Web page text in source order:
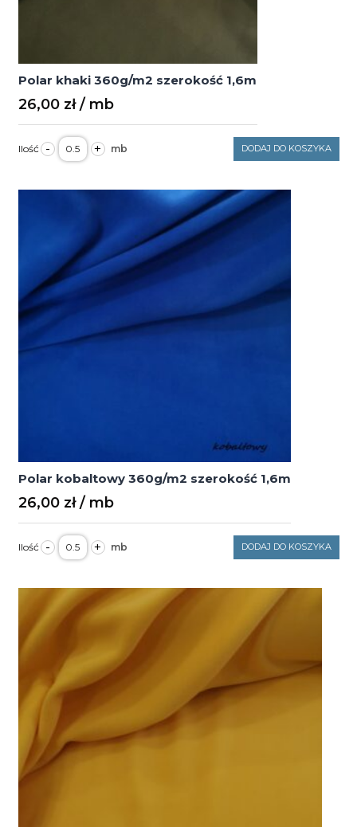
Polar khaki 360g/m2 szerokość 1,6m
26,00 zł
- ilość
Polar
khaki
szerokość
+ DODAJ DO KOSZYKA
Polar kobaltowy 360g/m2 szerokość 1,6m
26,00 zł
- ilość
Polar
kobaltowy
szerokość
1,6m
+ DODAJ DO KOSZYKA